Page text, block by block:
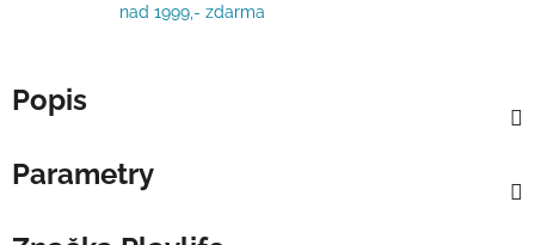
nad 1999,- zdarma
Popis
Parametry